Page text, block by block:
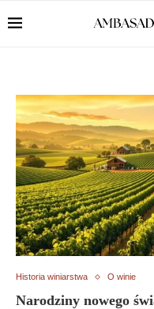
Historia winiarstwa O winie
Narodziny nowego